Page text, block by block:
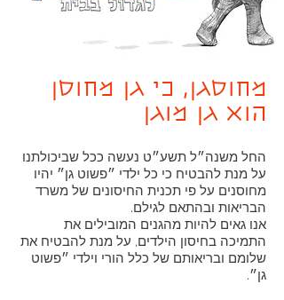
מחוסגן, כי גן מחוסן
הוא גן מוגן
החל משנה״ל תשע״ט נעשה ככל שביכולתנו
על מנת להבטיח כי כל ילדי ״פשוט גן״ יהיו
מחוסנים על פי תכנית החיסונים של משרד
הבריאות ובהתאם לגילם.
אנו גאים להיות מהגנים המובילים את
התמיכה בחיסון הילדים, על מנת להבטיח את
שלומם ובריאותם של כלל הורי וילדי ״פשוט
גן״.